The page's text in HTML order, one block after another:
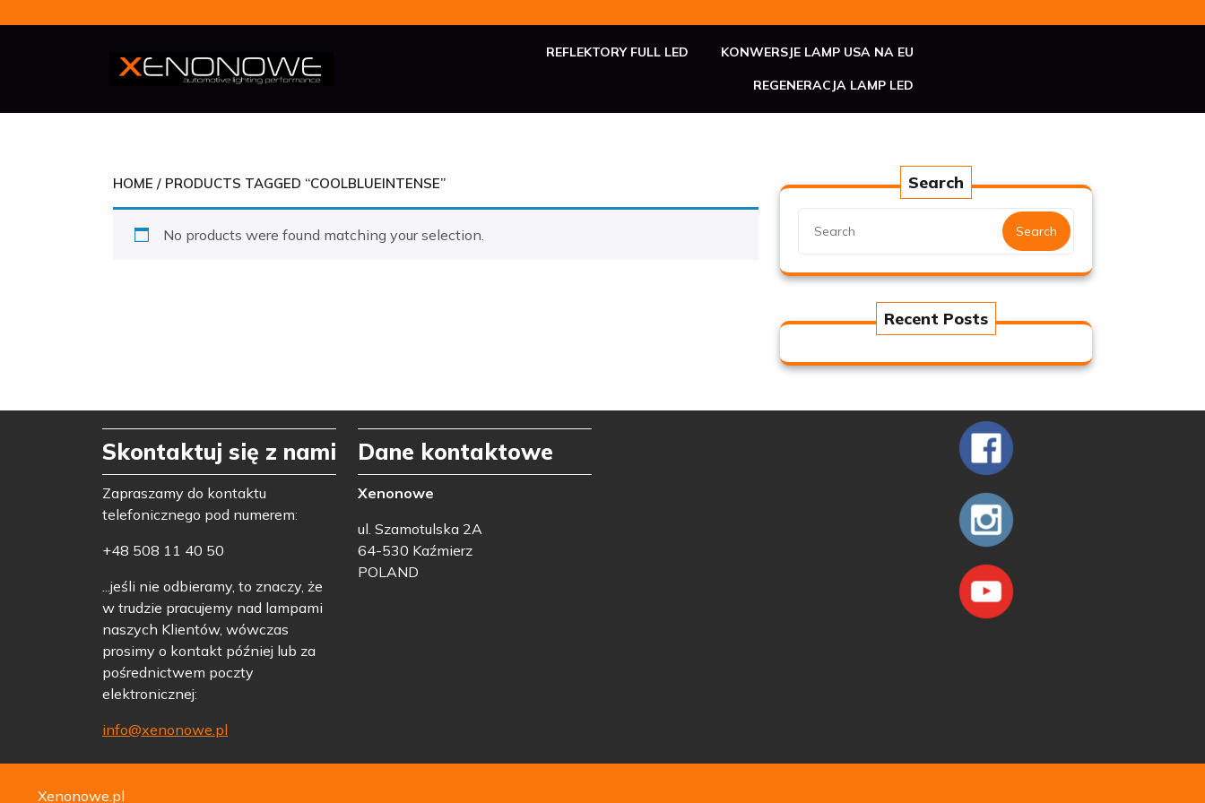
REFLEKTORY FULL LED KONWERSJE LAMP USA NA EU
REGENERACJA LAMP LED
HOME / PRODUCTS TAGGED “COOLBLUEINTENSE”
No products were found matching your selection.
Search
Search
Recent Posts
Skontaktuj się z nami
Zapraszamy do kontaktu
telefonicznego pod numerem:
+48 508 11 40 50
...jeśli nie odbieramy, to znaczy, że
w trudzie pracujemy nad lampami
naszych Klientów, wówczas
prosimy o kontakt później lub za
pośrednictwem poczty
elektronicznej:
info@xenonowe.pl
Dane kontaktowe
Xenonowe
ul. Szamotulska 2A
64-530 Kaźmierz
POLAND
Xenonowe.pl